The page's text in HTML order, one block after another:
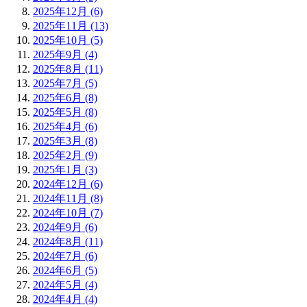
2025年12月 (6)
2025年11月 (13)
2025年10月 (5)
2025年9月 (4)
2025年8月 (11)
2025年7月 (5)
2025年6月 (8)
2025年5月 (8)
2025年4月 (6)
2025年3月 (8)
2025年2月 (9)
2025年1月 (3)
2024年12月 (6)
2024年11月 (8)
2024年10月 (7)
2024年9月 (6)
2024年8月 (11)
2024年7月 (6)
2024年6月 (5)
2024年5月 (4)
2024年4月 (4)